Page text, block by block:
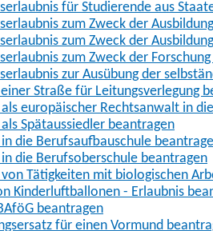
für Studierende aus
zum Zweck der
zum Zweck der
zum Zweck der
zur Ausübung der
Straße für Leitungsverlegung
europäischer Rechtsanwalt in
Spätaussiedler beantragen
die Berufsaufbauschule
die Berufsoberschule beantragen
Tätigkeiten mit biologischen
Kinderluftballonen - Erlaubnis
beantragen
für einen Vormund